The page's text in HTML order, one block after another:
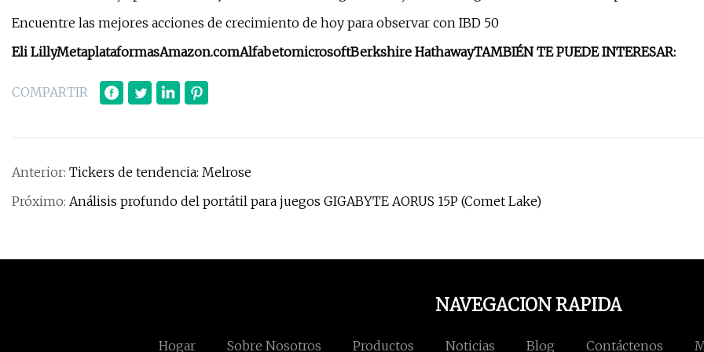
Encuentre las mejores acciones de crecimiento de hoy para observar con IBD 50
Eli LillyMetaplataformasAmazon.comAlfabetomicrosoftBerkshire HathawayTAMBIÉN TE PUEDE INTERESAR:
COMPARTIR
Anterior: Tickers de tendencia: Melrose
Próximo: Análisis profundo del portátil para juegos GIGABYTE AORUS 15P (Comet Lake)
NAVEGACION RAPIDA
Hogar Sobre Nosotros Productos Noticias Blog Contáctenos